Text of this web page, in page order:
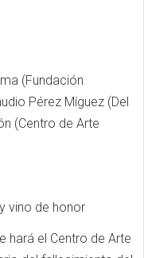
(Fundación
Pérez Míguez (Del
(Centro de Arte
vino de honor
hará el Centro de Arte